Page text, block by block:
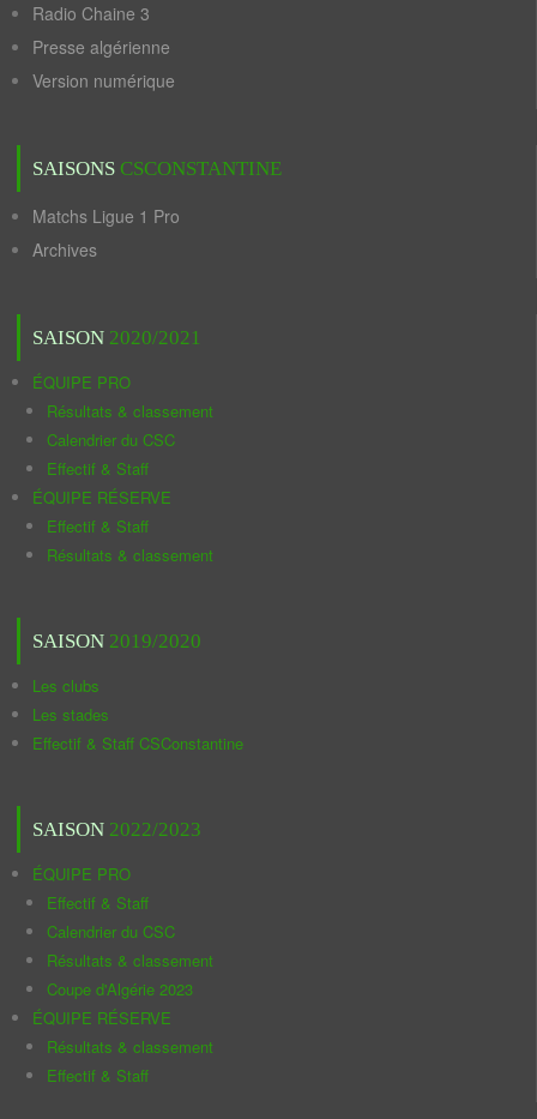
Radio Chaine 3
Presse algérienne
Version numérique
SAISONS CSCONSTANTINE
Matchs Ligue 1 Pro
Archives
SAISON 2020/2021
ÉQUIPE PRO
Résultats & classement
Calendrier du CSC
Effectif & Staff
ÉQUIPE RÉSERVE
Effectif & Staff
Résultats & classement
SAISON 2019/2020
Les clubs
Les stades
Effectif & Staff CSConstantine
SAISON 2022/2023
ÉQUIPE PRO
Effectif & Staff
Calendrier du CSC
Résultats & classement
Coupe d'Algérie 2023
ÉQUIPE RÉSERVE
Résultats & classement
Effectif & Staff